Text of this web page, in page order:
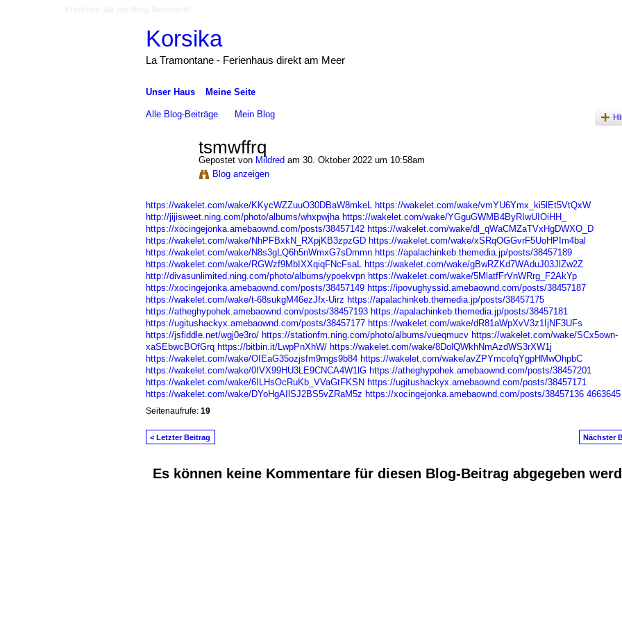
Korsika
La Tramontane - Ferienhaus direkt am Meer
Unser Haus Meine Seite
Alle Blog-Beiträge Mein Blog
tsmwffrq
Gepostet von Mildredam 30. Oktober 2022 um 10:58am
Blog anzeigen
https://wakelet.com/wake/KKycWZZuuO30DBaW8mkeL https://wakelet.com/wake/vmYU6Ymx_ki5lEt5VtQxW
http://jijisweet.ning.com/photo/albums/whxpwjha https://wakelet.com/wake/YGguGWMB4ByRIwUIOiHH_
https://xocingejonka.amebaownd.com/posts/38457142 https://wakelet.com/wake/dl_qWaCMZaTVxHgDWXO_D
https://wakelet.com/wake/NhPFBxkN_RXpjKB3zpzGD https://wakelet.com/wake/xSRqOGGvrF5UoHPIm4bal
https://wakelet.com/wake/N8s3gLQ6h5nWmxG7sDmmn https://apalachinkeb.themedia.jp/posts/38457189
https://wakelet.com/wake/RGWzf9MbIXXqiqFNcFsaL https://wakelet.com/wake/gBwRZKd7WAduJ03JlZw2Z
http://divasunlimited.ning.com/photo/albums/ypoekvpn https://wakelet.com/wake/5MlatfFrVnWRrg_F2AkYp
https://xocingejonka.amebaownd.com/posts/38457149 https://ipovughyssid.amebaownd.com/posts/38457187
https://wakelet.com/wake/t-68sukgM46ezJfx-Uirz https://apalachinkeb.themedia.jp/posts/38457175
https://atheghypohek.amebaownd.com/posts/38457193 https://apalachinkeb.themedia.jp/posts/38457181
https://ugitushackyx.amebaownd.com/posts/38457177 https://wakelet.com/wake/dR81aWpXvV3z1IjNF3UFs
https://jsfiddle.net/wgj0e3ro/ https://stationfm.ning.com/photo/albums/vueqmucv https://wakelet.com/wake/SCx5own-
xaSEbwcBOfGrq https://bitbin.it/LwpPnXhW/ https://wakelet.com/wake/8DolQWkhNmAzdWS3rXW1j
https://wakelet.com/wake/OIEaG35ozjsfm9mgs9b84 https://wakelet.com/wake/avZPYmcofqYgpHMwOhpbC
https://wakelet.com/wake/0IVX99HU3LE9CNCA4W1lG https://atheghypohek.amebaownd.com/posts/38457201
https://wakelet.com/wake/6ILHsOcRuKb_VVaGtFKSN https://ugitushackyx.amebaownd.com/posts/38457171
https://wakelet.com/wake/DYoHgAIlSJ2BS5vZRaM5z https://xocingejonka.amebaownd.com/posts/38457136 4663645
Seitenaufrufe: 19
< Letzter Beitrag Nächster
Es können keine Kommentare für diesen Blog-Beitrag abgegeben